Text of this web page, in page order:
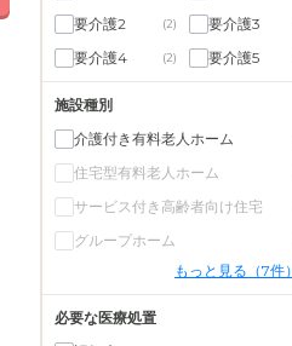
要介護2 (2) 要介護3
要介護4 (2) 要介護5
施設種別
介護付き有料老人ホーム
住宅型有料老人ホーム
サービス付き高齢者向け住宅
グループホーム
もっと見る（7件）
必要な医療処置